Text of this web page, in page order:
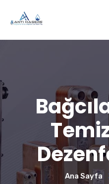
Ana Sayfa